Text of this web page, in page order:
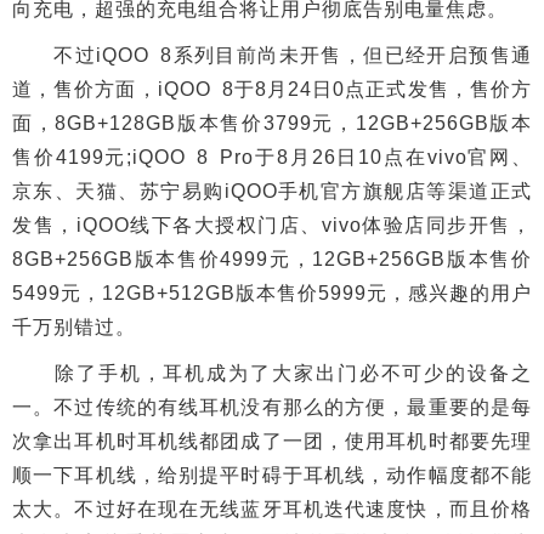
向充电，超强的充电组合将让用户彻底告别电量焦虑。
不过iQOO 8系列目前尚未开售，但已经开启预售通
道，售价方面，iQOO 8于8月24日0点正式发售，售价方
面，8GB+128GB版本售价3799元，12GB+256GB版本
售价4199元;iQOO 8 Pro于8月26日10点在vivo官网、
京东、天猫、苏宁易购iQOO手机官方旗舰店等渠道正式
发售，iQOO线下各大授权门店、vivo体验店同步开售，
8GB+256GB版本售价4999元，12GB+256GB版本售价
5499元，12GB+512GB版本售价5999元，感兴趣的用户
千万别错过。
除了手机，耳机成为了大家出门必不可少的设备之
一。不过传统的有线耳机没有那么的方便，最重要的是每
次拿出耳机时耳机线都团成了一团，使用耳机时都要先理
顺一下耳机线，给别提平时碍于耳机线，动作幅度都不能
太大。不过好在现在无线蓝牙耳机迭代速度快，而且价格